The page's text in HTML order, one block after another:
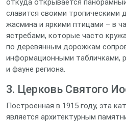
откуда открывается
славится своими тропическими
жасмина и яркими птицами – в
ястребами, которые часто
по деревянным дорожкам
информационными табличками,
и фауне региона.
3. Церковь Святого
Построенная в 1915 году, эта
является архитектурным